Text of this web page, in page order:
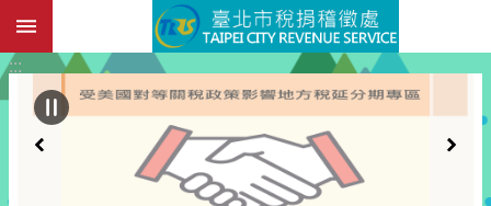
跳到主要內容區塊
:::